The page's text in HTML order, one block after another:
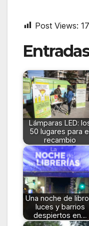
Post Views:
Lámparas LED:
50 lugares para
recambio
Una noche de
luces y barrios
despiertos en…